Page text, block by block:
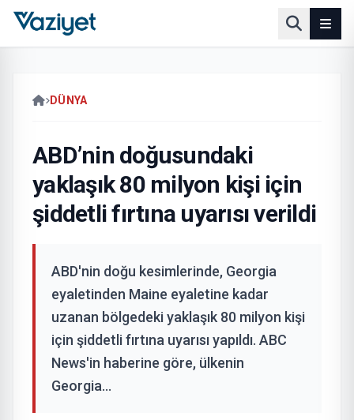
DÜNYA
ABD’nin doğusundaki
yaklaşık 80 milyon kişi için
şiddetli fırtına uyarısı verildi
ABD'nin doğu kesimlerinde, Georgia
eyaletinden Maine eyaletine kadar
uzanan bölgedeki yaklaşık 80 milyon kişi
için şiddetli fırtına uyarısı yapıldı. ABC
News'in haberine göre, ülkenin
Georgia...